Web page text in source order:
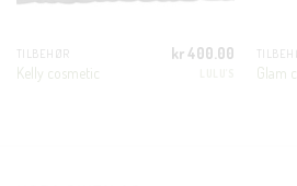
TILBEHØR
Kelly cosmetic
kr400.00
Glam